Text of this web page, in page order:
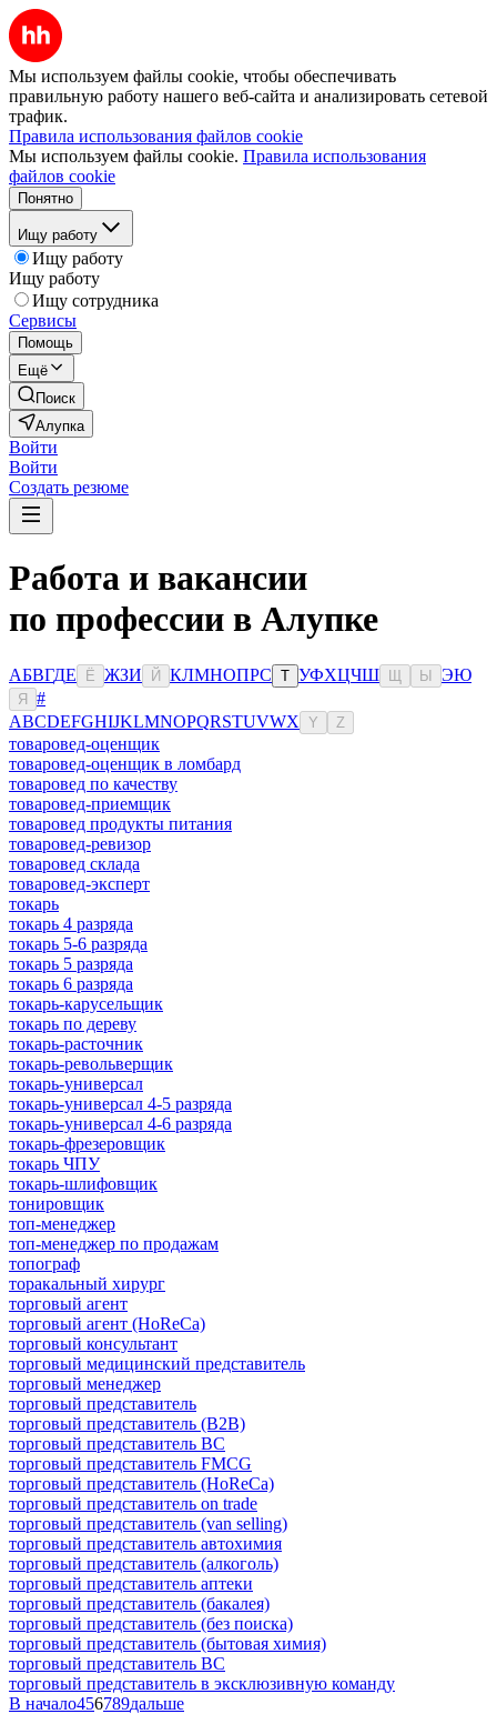
Мы используем файлы cookie, чтобы обеспечивать
правильную работу нашего веб-сайта и анализировать сетевой
трафик.
Правила использования файлов cookie
Мы используем файлы cookie. Правила использования
файлов cookie
Понятно
Ищу работу
Ищу работу
Ищу работу
Ищу сотрудника
Сервисы
Помощь
Ещё
Поиск
Алупка
Войти
Войти
Создать резюме
Работа и вакансии
по профессии в Алупке
АБВГДЕ Ё ЖЗИ Й КЛМНОПРС Т УФХЦЧШ Ы ЭЮ
Я
#
ABCDEFGHIJKLMNOPQRSTUVWX Y Z
товаровед-оценщик
товаровед-оценщик в ломбард
товаровед по качеству
товаровед-приемщик
товаровед продукты питания
товаровед-ревизор
товаровед склада
товаровед-эксперт
токарь
токарь 4 разряда
токарь 5-6 разряда
токарь 5 разряда
токарь 6 разряда
токарь-карусельщик
токарь по дереву
токарь-расточник
токарь-револьверщик
токарь-универсал
токарь-универсал 4-5 разряда
токарь-универсал 4-6 разряда
токарь-фрезеровщик
токарь ЧПУ
токарь-шлифовщик
тонировщик
топ-менеджер
топ-менеджер по продажам
топограф
торакальный хирург
торговый агент
торговый агент (HoReCa)
торговый консультант
торговый медицинский представитель
торговый менеджер
торговый представитель
торговый представитель (B2B)
торговый представитель BC
торговый представитель FMCG
торговый представитель (HoReCa)
торговый представитель on trade
торговый представитель (van selling)
торговый представитель автохимия
торговый представитель (алкоголь)
торговый представитель аптеки
торговый представитель (бакалея)
торговый представитель (без поиска)
торговый представитель (бытовая химия)
торговый представитель ВС
торговый представитель в эксклюзивную команду
В начало456789дальше